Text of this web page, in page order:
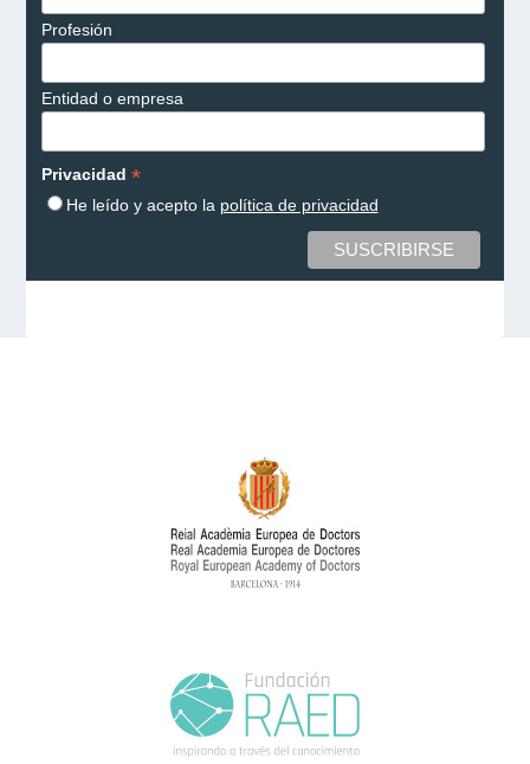
Profesión
Entidad o empresa
Privacidad *
He leído y acepto la política de privacidad